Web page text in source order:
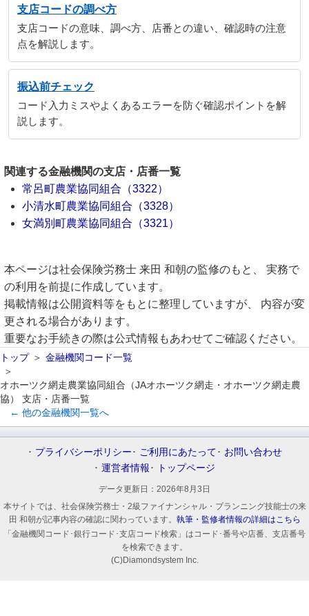
支店コードの調べ方
支店コードの意味、調べ方、店番との違い、確認時の注意
点を解説します。
振込前チェック
コード入力ミスやよくあるエラーを防ぐ確認ポイントを解
説します。
関連する金融機関の支店・店番一覧
常呂町農業協同組合（3322）
小清水町農業協同組合（3328）
女満別町農業協同組合（3321）
本ページは社会保険労務士 来田 和朝の監修のもと、 実務で
の利用を前提に作成しています。
掲載情報は公開資料等をもとに整理していますが、 内容が変
更される場合があります。
重要なお手続きの際は公式情報もあわせてご確認ください。
トップ 金融機関コード一覧
オホーツク網走農業協同組合（JAオホーツク網走・オホーツク網走農
協） 支店・店番一覧
← 他の金融機関一覧へ
プライバシーポリシー ご利用にあたって
お問い合わせ
運営者情報
トップページ
データ更新日： 2026年8月3日
本サイトでは、社会保険労務士・2級ファイナンシャル・プランニング技能士の来
田 和朝が記事内容の確認に関わっています。 執筆・監修者情報の詳細はこちら
「金融機関コード･銀行コード･支店コード検索」はコード･番号や店番、支店番号
を検索できます。
(C)Diamondsystem Inc.